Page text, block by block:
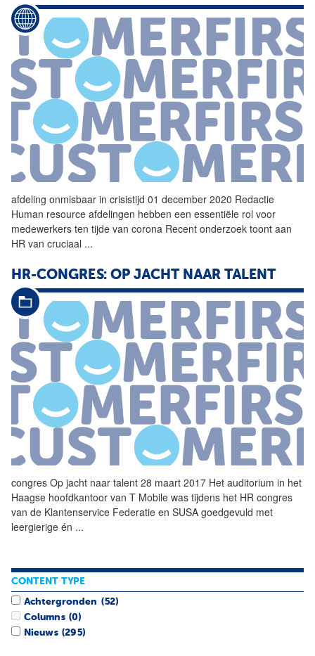
afdeling onmisbaar in crisistijd 01 december 2020 Redactie
Human resource afdelingen hebben een essentiële rol voor
medewerkers ten tijde van corona Recent onderzoek toont aan
HR van cruciaal ...
HR-CONGRES: OP JACHT NAAR TALENT
congres Op jacht naar talent 28 maart 2017 Het auditorium in het
Haagse hoofdkantoor van T Mobile was tijdens het HR congres
van de Klantenservice Federatie en SUSA goedgevuld met
leergierige én ...
CONTENT TYPE
Achtergronden (52)
Columns (0)
Nieuws (295)